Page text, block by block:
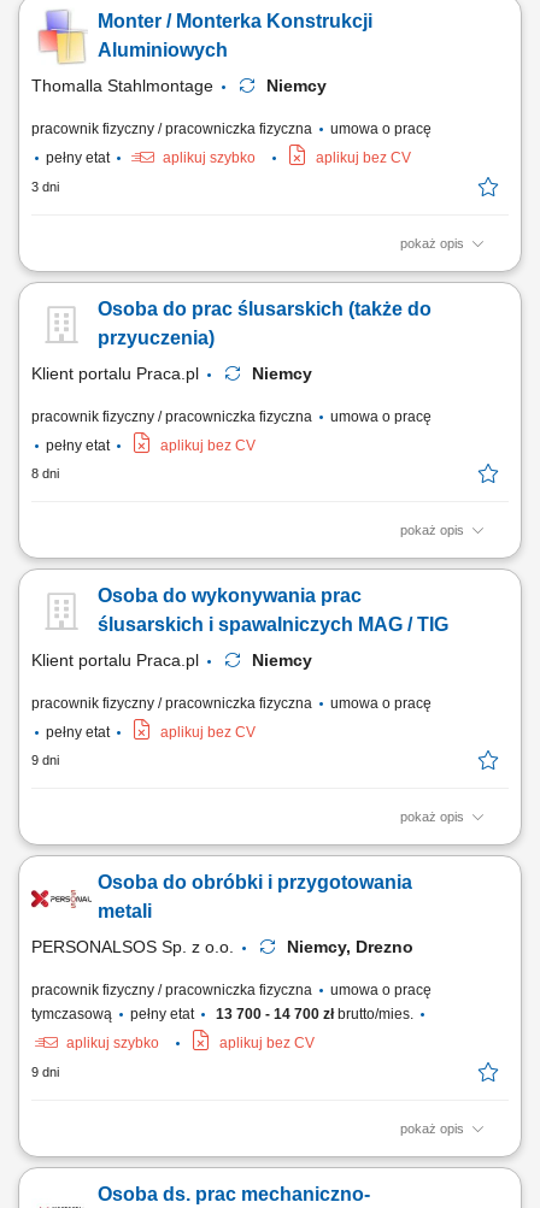
konserwacja oraz naprawa maszyn i urządzeń; wykonywanie drobnych
modyfikacji instalacji; montaż armatury, zaworów i elementów instalacji;
prace ślusarskie i...
Monter / Monterka Konstrukcji
Aluminiowych
Thomalla Stahlmontage Niemcy
pracownik fizyczny / pracowniczka fizyczna
umowa o pracę
pełny etat
aplikuj szybko aplikuj bez CV
3 dni
pokaż opis
montaż i składanie zabudów specjalistycznych do pojazdów
schematów montażowych, cięcie, dopasowywanie i łączenie profili
aluminiowych, wykonywanie szczepień i krótkich spawów metodą MIG
Osoba do prac ślusarskich (także do
przyuczenia)
Klient portalu Praca.pl Niemcy
pracownik fizyczny / pracowniczka fizyczna
umowa o pracę
pełny etat
aplikuj bez CV
8 dni
pokaż opis
Montaż i wykańczanie wyposażenia kontenerów na ciągniki siodłowe.
Osoba do wykonywania prac
ślusarskich i spawalniczych MAG / TIG
Klient portalu Praca.pl Niemcy
pracownik fizyczny / pracowniczka fizyczna
umowa o pracę
pełny etat
aplikuj bez CV
9 dni
pokaż opis
Spawanie metodą 135 (MAG) lub 141 (TIG) w zależności od
Osoba do obróbki i przygotowania
metali
PERSONALSOS Sp. z o.o. Niemcy, Drezno
pracownik fizyczny / pracowniczka fizyczna
umowa o pracę
tymczasową
pełny etat 13 700 - 14 700 złbrutto/mies.
aplikuj szybko
aplikuj bez CV
9 dni
pokaż opis
Opis stanowiska: Wstępne oczyszczanie oraz szykowanie detali ze stali
metali przy użyciu standardowej szlifierki kątowej; Aplikowanie warstw
Osoba ds. prac mechaniczno-